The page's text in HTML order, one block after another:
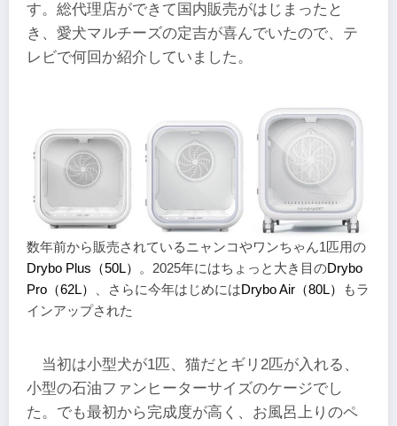
す。総代理店ができて国内販売がはじまったと
き、愛犬マルチーズの定吉が喜んでいたので、テ
レビで何回か紹介していました。
数年前から販売されているニャンコやワンちゃん1匹用の
Drybo Plus（50L）
。2025年にはちょっと大き目のDrybo
Pro（62L）
、さらに今年はじめにはDrybo Air（80L）
もラ
インアップされた
当初は小型犬が1匹、猫だとギリ2匹が入れる、
小型の石油ファンヒーターサイズのケージでし
た。でも最初から完成度が高く、お風呂上りのペ